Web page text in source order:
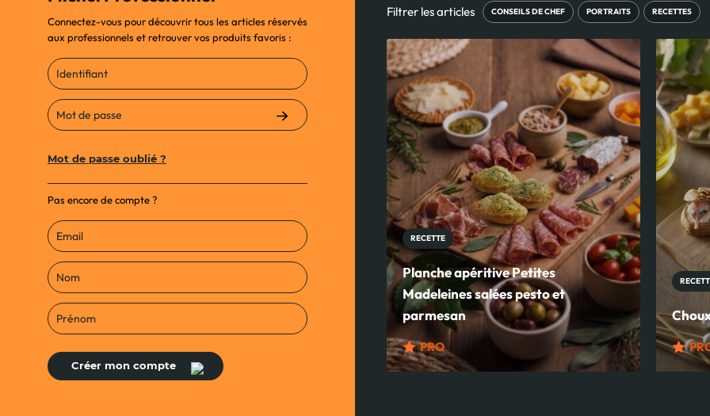
Connectez-vous pour découvrir tous les articles réservés
aux professionnels et retrouver vos produits favoris :
Mot de passe oublié ?
Pas encore de compte ?
Créer mon compte
Filtrer les articles CONSEILS DE CHEF PORTRAITS RECETTES
RECETTE
Planche apéritive Petites
Madeleines salées pesto et
parmesan
PRO